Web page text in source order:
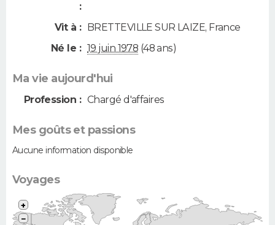
:
Vit à : BRETTEVILLE SUR LAIZE, France
Né le : 19 juin 1978 (48 ans)
Ma vie aujourd'hui
Profession : Chargé d'affaires
Mes goûts et passions
Aucune information disponible
Voyages
+
−